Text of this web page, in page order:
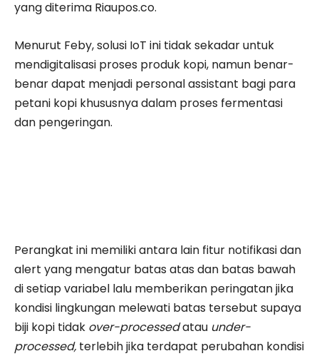
yang diterima Riaupos.co.
Menurut Feby, solusi IoT ini tidak sekadar untuk
mendigitalisasi proses produk kopi, namun benar-
benar dapat menjadi personal assistant bagi para
petani kopi khususnya dalam proses fermentasi
dan pengeringan.
Perangkat ini memiliki antara lain fitur notifikasi dan
alert yang mengatur batas atas dan batas bawah
di setiap variabel lalu memberikan peringatan jika
kondisi lingkungan melewati batas tersebut supaya
biji kopi tidak over-processedatau under-
processed, terlebih jika terdapat perubahan kondisi